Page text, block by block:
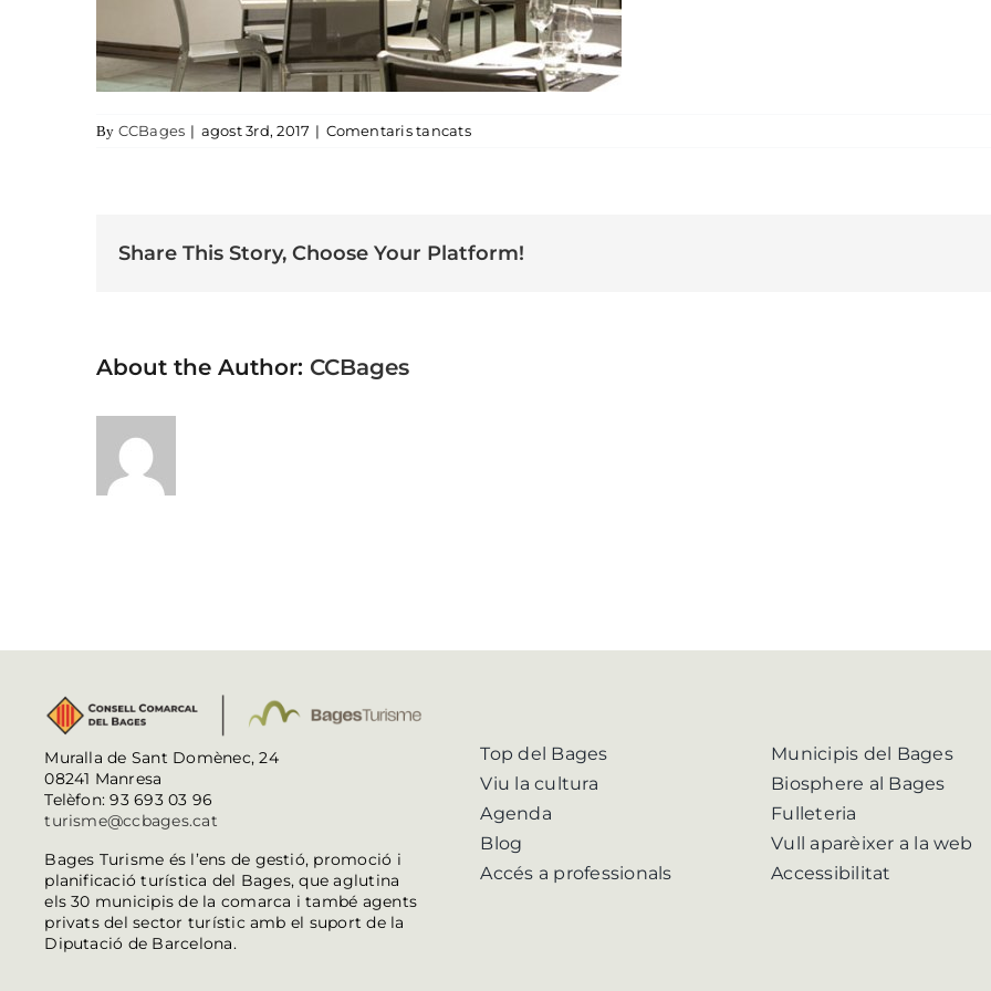
By CCBages | agost 3rd, 2017 | Comentaris tancatsa restaurantmon
Share This Story, Choose Your Platform!
About the Author: CCBages
Muralla de Sant Domènec, 24
08241 Manresa
Telèfon: 93 693 03 96
turisme@ccbages.cat
Bages Turisme és l’ens de gestió, promoció i
planificació turística del Bages, que aglutina
els 30 municipis de la comarca i també agents
privats del sector turístic amb el suport de la
Diputació de Barcelona.
Top del Bages
Viu la cultura
Agenda
Blog
Accés a professionals
Municipis del Bages
Biosphere al Bages
Fulleteria
Vull aparèixer a la web
Accessibilitat